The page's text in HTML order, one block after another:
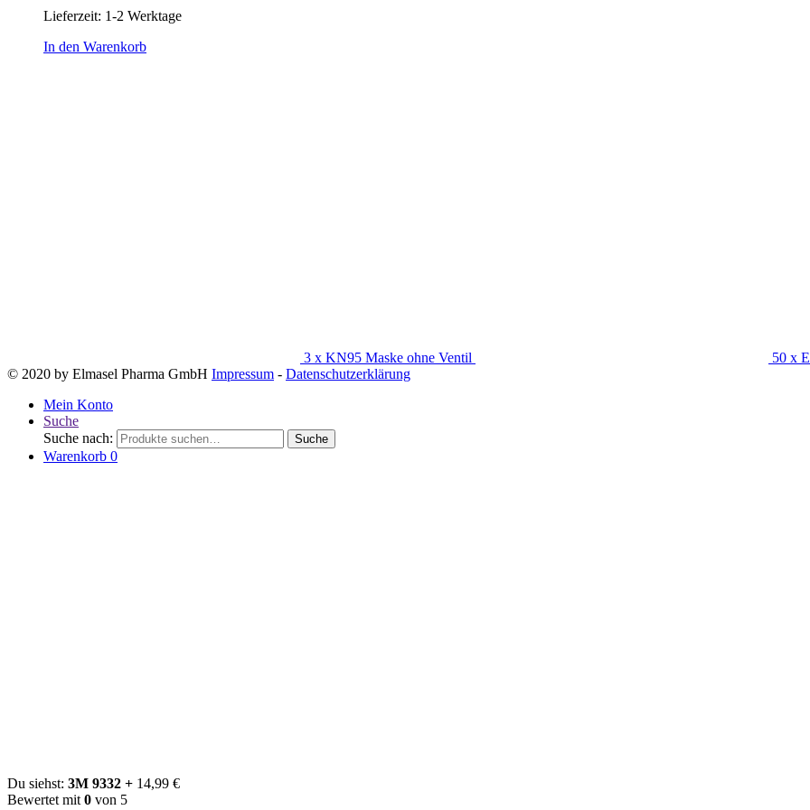
Lieferzeit: 1-2 Werktage
In den Warenkorb
3 x KN95 Maske ohne Ventil
50 x
© 2020 by Elmasel Pharma GmbH Impressum - Datenschutzerklärung
Mein Konto
Suche
Suche nach:
Suche
Warenkorb 0
Du siehst: 3M 9332 + 14,99 €
Bewertet mit 0 von 5